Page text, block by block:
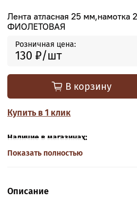
Лента атласная 25 мм,намотка
ФИОЛЕТОВАЯ
Розничная цена:
130 ₽
В корзину
Купить в 1 клик
Наличие в магазинах:
Показать полностью
Описание